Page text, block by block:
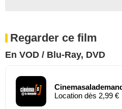
Regarder ce film
En VOD / Blu-Ray, DVD
Location dès 2,99 €